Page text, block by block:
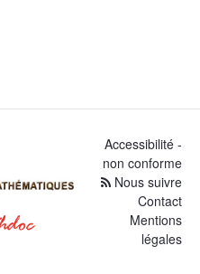
Accessibilité -
non conforme
Nous suivre
Contact
Mentions
légales